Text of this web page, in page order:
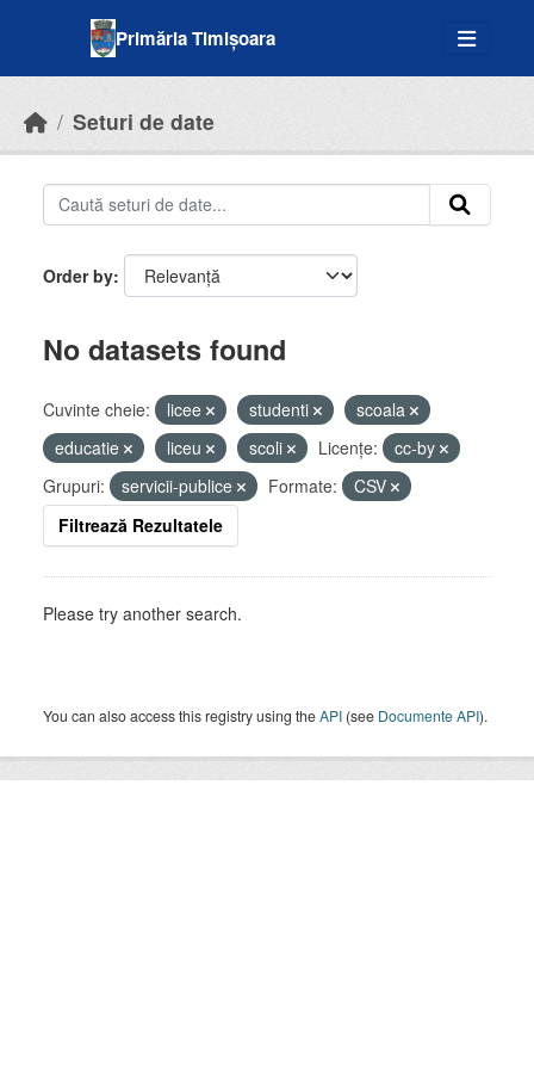
Primăria Timișoara
Seturi de date
Order by
No datasets found
Cuvinte cheie: licee studenti
scoala
educatie
liceu scoli Licenţe:
cc-by
Grupuri:
servicii-publice Formate:
CSV
Filtrează Rezultatele
Please try another search.
You can also access this registry using theAPI (see Documente API).